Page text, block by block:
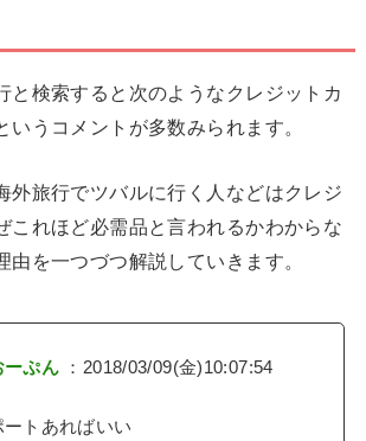
と検索すると次のようなクレジットカ
いうコメントが多数みられます。
外旅行でツバルに行く人などはクレジ
これほど必需品と言われるかわからな
由を一つづつ解説していきます。
ーぷん ：2018/03/09(金)10:07:54
トあればいい